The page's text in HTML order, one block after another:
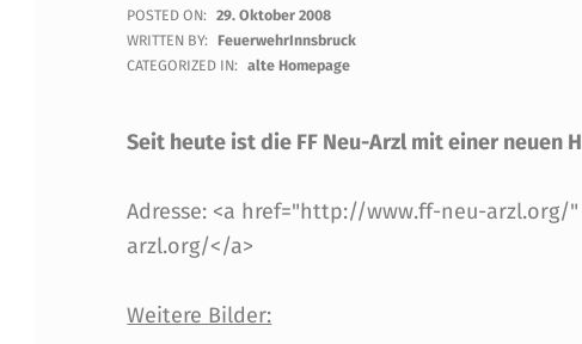
F
F
N
E
U
-
POSTED ON: 29. Oktober 2008
WRITTEN BY: FeuerwehrInnsbruck
CATEGORIZED IN: alte Homepage
Seit heute ist die FF Neu-Arzl mit einer neuen
Adresse: <a href="http://www.ff-neu-
arzl.org/</a>
Weitere Bilder: